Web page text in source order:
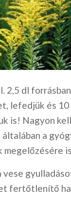
2,5 dl
lefedjük és
is! Nagyon
a
vese
fertőtlenítő